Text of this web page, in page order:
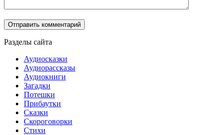
Разделы сайта
Аудиосказки
Аудиорассказы
Аудиокниги
Загадки
Потешки
Прибаутки
Сказки
Скороговорки
Стихи